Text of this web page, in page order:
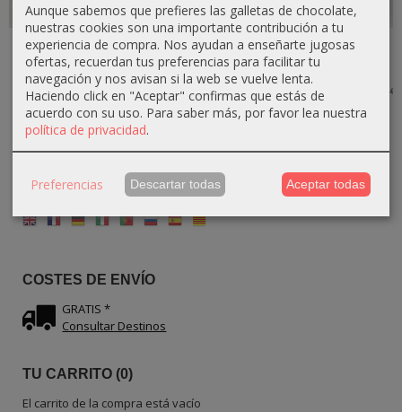
IDIOMA
COSTES DE ENVÍO
GRATIS *
Consultar Destinos
TU CARRITO (0)
El carrito de la compra está vacío
Pinchero
Palillero en
Forma de
Pera...
24,30 € 27,00 €
Palillero
Pinchero en
Forma de...
23,80 €
28,00 €
Plato para
Aceitunas de
Madera de...
31,00 €
Palillero
Pinchero en
25,00 €
Aunque sabemos que prefieres las galletas de chocolate,
nuestras cookies son una importante contribución a tu
experiencia de compra. Nos ayudan a enseñarte jugosas
ofertas, recuerdan tus preferencias para facilitar tu
navegación y nos avisan si la web se vuelve lenta.
Haciendo click en "Aceptar" confirmas que estás de
acuerdo con su uso. Para saber más, por favor lea nuestra
política de privacidad.
Preferencias Descartar todas Aceptar todas